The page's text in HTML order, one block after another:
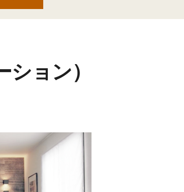
ョン）